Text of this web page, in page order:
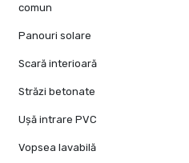
comun
Panouri solare
Scară interioară
Străzi betonate
Ușă intrare PVC
Vopsea lavabilă